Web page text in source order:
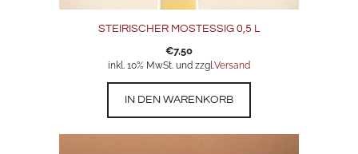
STEIRISCHER MOSTESSIG 0,5 L
€7,50
inkl. 10% MwSt. und zzgl.Versand
IN DEN WARENKORB